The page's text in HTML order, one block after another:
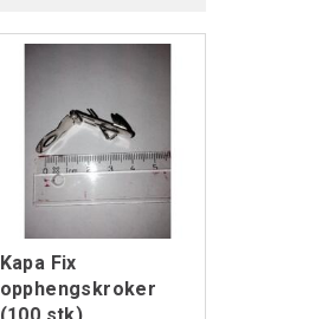
Kapa Fix
opphengskroker